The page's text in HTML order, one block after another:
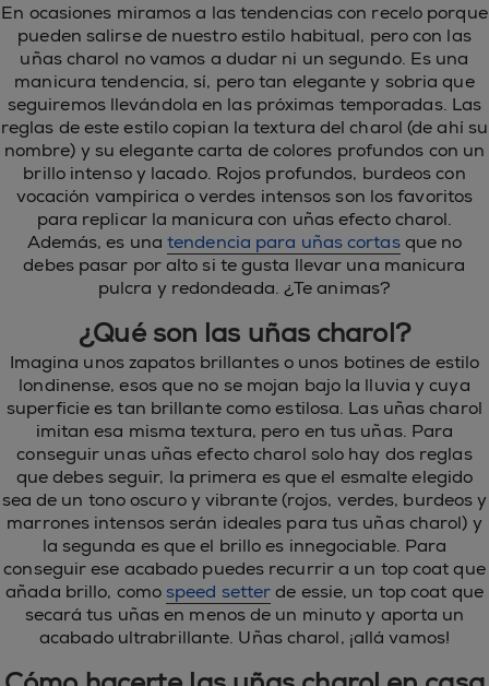
En ocasiones miramos a las tendencias con recelo porque
pueden salirse de nuestro estilo habitual, pero con las
uñas charol no vamos a dudar ni un segundo. Es una
manicura tendencia, sí, pero tan elegante y sobria que
seguiremos llevándola en las próximas temporadas. Las
reglas de este estilo copian la textura del charol (de ahí su
nombre) y su elegante carta de colores profundos con un
brillo intenso y lacado. Rojos profundos, burdeos con
vocación vampírica o verdes intensos son los favoritos
para replicar la manicura con uñas efecto charol.
Además, es unatendencia para uñas cortasque no
debes pasar por alto si te gusta llevar una manicura
pulcra y redondeada. ¿Te animas?
¿Qué son las uñas charol?
Imagina unos zapatos brillantes o unos botines de estilo
londinense, esos que no se mojan bajo la lluvia y cuya
superficie es tan brillante como estilosa. Las uñas charol
imitan esa misma textura, pero en tus uñas. Para
conseguir unas uñas efecto charol solo hay dos reglas
que debes seguir, la primera es que el esmalte elegido
sea de un tono oscuro y vibrante (rojos, verdes, burdeos y
marrones intensos serán ideales para tus uñas charol) y
la segunda es que el brillo es innegociable. Para
conseguir ese acabado puedes recurrir a un top coat que
añada brillo, comospeed setterde essie, un top coat que
secará tus uñas en menos de un minuto y aporta un
acabado ultrabrillante. Uñas charol, ¡allá vamos!